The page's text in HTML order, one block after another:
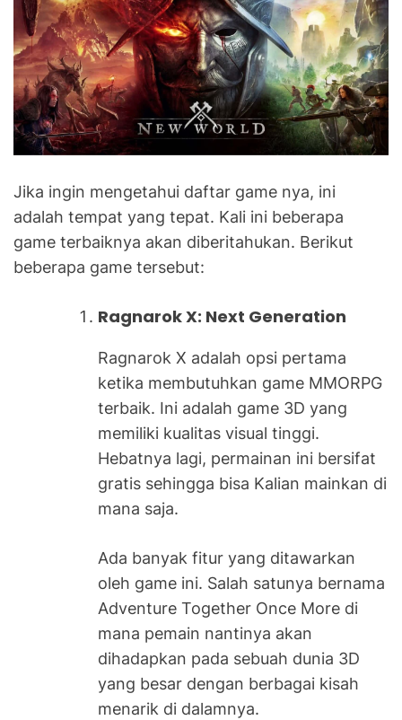
Jika ingin mengetahui daftar game nya, ini
adalah tempat yang tepat. Kali ini beberapa
game terbaiknya akan diberitahukan. Berikut
beberapa game tersebut:
Ragnarok X: Next Generation
Ragnarok X adalah opsi pertama
ketika membutuhkan game MMORPG
terbaik. Ini adalah game 3D yang
memiliki kualitas visual tinggi.
Hebatnya lagi, permainan ini bersifat
gratis sehingga bisa Kalian mainkan di
mana saja.
Ada banyak fitur yang ditawarkan
oleh game ini. Salah satunya bernama
Adventure Together Once More di
mana pemain nantinya akan
dihadapkan pada sebuah dunia 3D
yang besar dengan berbagai kisah
menarik di dalamnya.